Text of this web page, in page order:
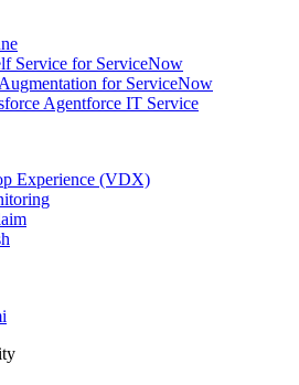
Service for ServiceNow
for ServiceNow
Agentforce IT Service
Experience (VDX)